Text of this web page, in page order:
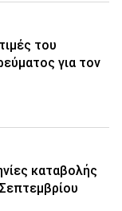
του
για τον
καταβολής